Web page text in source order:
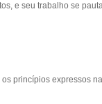
e seu trabalho se
princípios expressos